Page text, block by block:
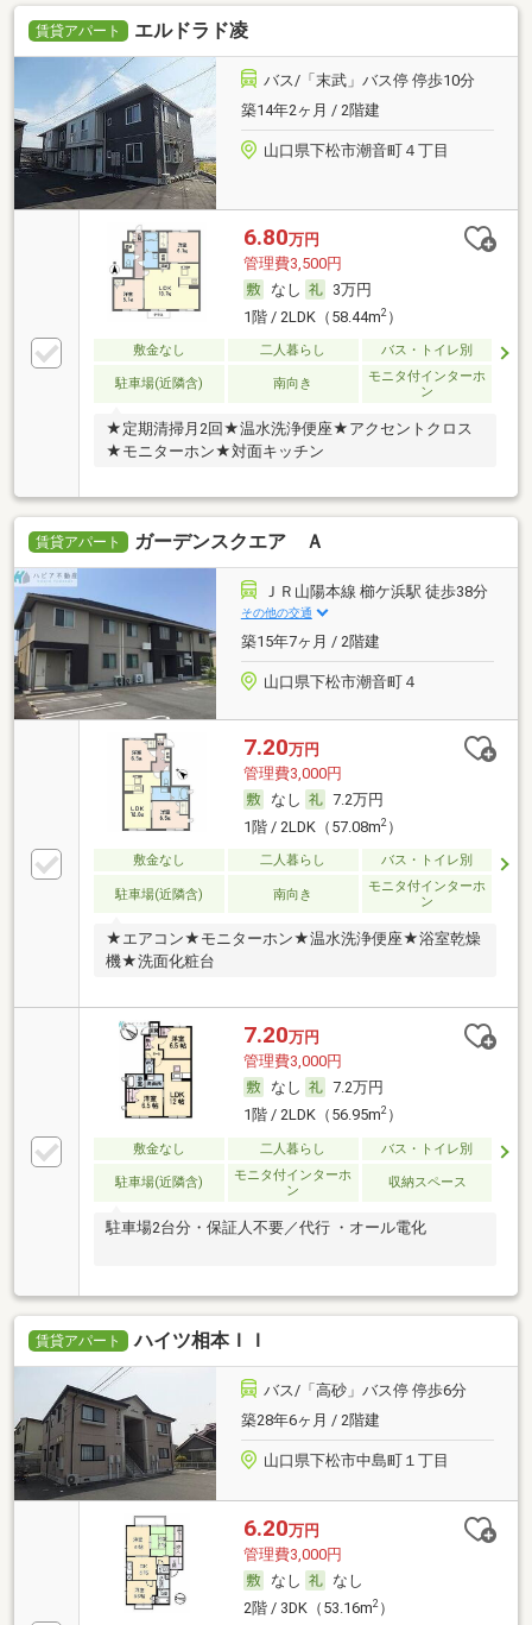
賃貸アパート エルドラド凌
バス/「末武」バス停 停歩10分
築14年2ヶ月 / 2階建
山口県下松市潮音町４丁目
6.80万円
管理費3,500円
なし
3万円
1階 / 2LDK（58.44m2）
敷金なし 二人暮らし バス・トイレ別
駐車場(近隣含) 南向き
モニタ付インターホ
ン
★定期清掃月2回★温水洗浄便座★アクセントクロス
★モニターホン★対面キッチン
賃貸アパート ガーデンスクエア Ａ
ＪＲ山陽本線 櫛ケ浜駅 徒歩38分
その他の交通
築15年7ヶ月 / 2階建
山口県下松市潮音町４
7.20万円
管理費3,000円
なし
7.2万円
1階 / 2LDK（57.08m2）
敷金なし 二人暮らし バス・トイレ別
駐車場(近隣含) 南向き
モニタ付インターホ
ン
★エアコン★モニターホン★温水洗浄便座★浴室乾燥
機★洗面化粧台
7.20万円
管理費3,000円
なし
7.2万円
1階 / 2LDK（56.95m2）
敷金なし 二人暮らし バス・トイレ別
駐車場(近隣含)
モニタ付インターホ
ン
収納スペース
駐車場2台分・保証人不要／代行 ・オール電化
賃貸アパート ハイツ相本ＩＩ
バス/「高砂」バス停 停歩6分
築28年6ヶ月 / 2階建
山口県下松市中島町１丁目
6.20万円
管理費3,000円
なし
なし
2階 / 3DK（53.16m2）